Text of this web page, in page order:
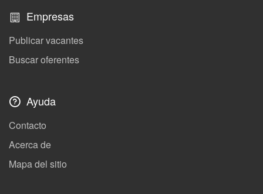
Empresas
Publicar vacantes
Buscar oferentes
Ayuda
Contacto
Acerca de
Mapa del sitio